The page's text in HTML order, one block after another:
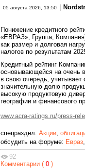
05 августа 2026, 13:50 |
Понижение кредитного
«ЕВРАЗ», Группа,
как размер и долговая
налогов по результатам
Кредитный рейтинг
основывающейся на очень
в свою очередь, учитывает
значительную долю
высокую продуктовую
географии и финансового
www.acra-ratings.ru/press-
спецраздел: Акции
обсудить на форуме: Евраз
92
Комментарии ( 0 )